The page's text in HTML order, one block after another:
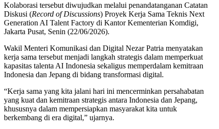
Kolaborasi tersebut diwujudkan melalui penandatanganan Catatan
Diskusi (Record of Discussions) Proyek Kerja Sama Teknis Next
Generation AI Talent Factory di Kantor Kementerian Komdigi,
Jakarta Pusat, Senin (22/06/2026).
Wakil Menteri Komunikasi dan Digital Nezar Patria menyatakan
kerja sama tersebut menjadi langkah strategis dalam memperkuat
kapasitas talenta AI Indonesia sekaligus memperdalam kemitraan
Indonesia dan Jepang di bidang transformasi digital.
“Kerja sama yang kita jalani hari ini mencerminkan persahabatan
yang kuat dan kemitraan strategis antara Indonesia dan Jepang,
khususnya dalam mempersiapkan masyarakat kita untuk
berkembang di era digital,” ujarnya.